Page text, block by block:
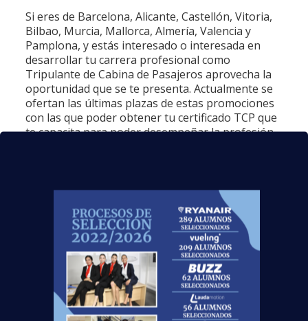
Si eres de Barcelona, Alicante, Castellón, Vitoria,
Bilbao, Murcia, Mallorca, Almería, Valencia y
Pamplona, y estás interesado o interesada en
desarrollar tu carrera profesional como
Tripulante de Cabina de Pasajeros aprovecha la
oportunidad que se te presenta. Actualmente se
ofertan las últimas plazas de estas promociones
con las que poder obtener tu certificado TCP que
te capacita para poder desempeñar la profesión.
conocer sus culturas y sus países…
Sólo como TCP tendrán oportunidades que
otros no tendrán a su alcance y ampliarán tu
cartera de amigos por todo el mundo, y todo
gracias altítulo de Tripulante de Cabina de
Pasajerosque les abrirá todo un mundo
lleno de posibilidades, al tiempo que disfrutan
y reciben un sueldo significativo por ello.